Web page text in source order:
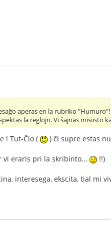
aperas en la rubriko
la reglojn. Vi ŝajnas misiisto
! Tut-Ĉio ( ) ĉi supre estas
vi eraris pri la skribinto... !!)
interesega, ekscita, tial mi